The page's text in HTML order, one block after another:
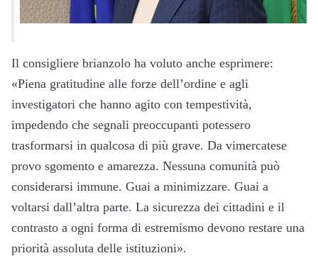
Il consigliere brianzolo ha voluto anche esprimere:
«Piena gratitudine alle forze dell’ordine e agli
investigatori che hanno agito con tempestività,
impedendo che segnali preoccupanti potessero
trasformarsi in qualcosa di più grave. Da vimercatese
provo sgomento e amarezza. Nessuna comunità può
considerarsi immune. Guai a minimizzare. Guai a
voltarsi dall’altra parte. La sicurezza dei cittadini e il
contrasto a ogni forma di estremismo devono restare una
priorità assoluta delle istituzioni».